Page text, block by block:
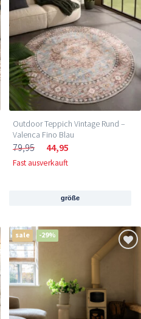
Outdoor Teppich Vintage Rund –
Valenca Fino Blau
79,95 44,95
Fast ausverkauft
größe
sale -29%